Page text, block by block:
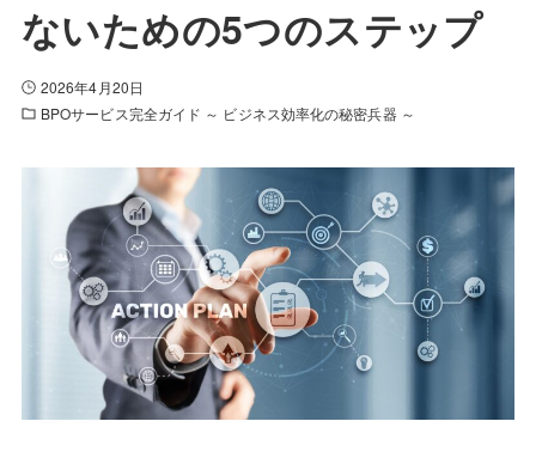
ないための5つのステップ
2026年4月20日
BPOサービス完全ガイド ～ ビジネス効率化の秘密兵器 ～